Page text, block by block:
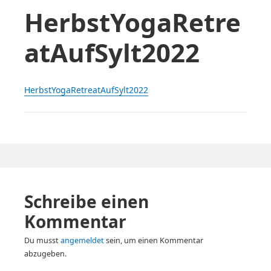
HerbstYogaRetre
atAufSylt2022
HerbstYogaRetreatAufSylt2022
Schreibe einen
Kommentar
Du musstangemeldetsein, um einen Kommentar
abzugeben.